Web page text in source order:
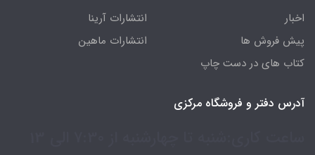
اخبار
پیش فروش ها
کتاب های در دست چاپ
انتشارات آرینا
انتشارات ماهین
آدرس دفتر و فروشگاه مرکزی